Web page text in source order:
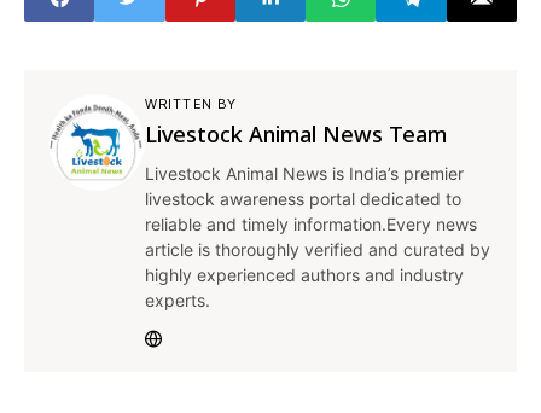
WRITTEN BY
Livestock Animal News Team
Livestock Animal News is India’s premier
livestock awareness portal dedicated to
reliable and timely information.Every news
article is thoroughly verified and curated by
highly experienced authors and industry
experts.